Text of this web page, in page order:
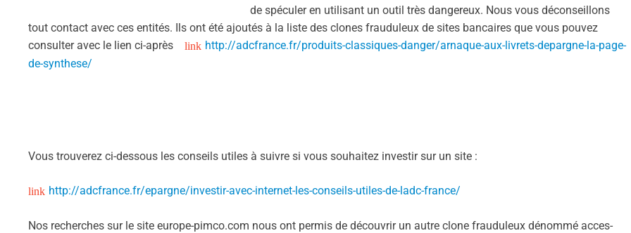
de spéculer en utilisant un outil très dangereux. Nous vous déconseillons
tout contact avec ces entités. Ils ont été ajoutés à la liste des clones frauduleux de sites bancaires que vous pouvez
consulter avec le lien ci-après
http://adcfrance.fr/produits-classiques-danger/arnaque-aux-livrets-depargne-la-page-
de-synthese/
Vous trouverez ci-dessous les conseils utiles à suivre si vous souhaitez investir sur un site :
http://adcfrance.fr/epargne/investir-avec-internet-les-conseils-utiles-de-ladc-france/
Nos recherches sur le site europe-pimco.com nous ont permis de découvrir un autre clone frauduleux dénommé acces-